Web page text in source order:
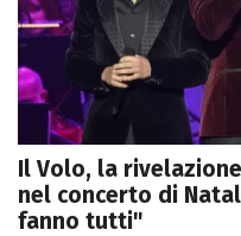
Il Volo, la
nel concerto di
fanno tutti"